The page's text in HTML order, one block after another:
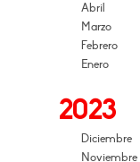
Abril
Marzo
Febrero
Enero
2023
Diciembre
Noviembre